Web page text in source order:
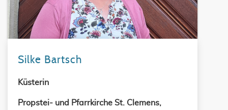
Silke Bartsch
Küsterin
Propstei- und Pfarrkirche St. Clemens,